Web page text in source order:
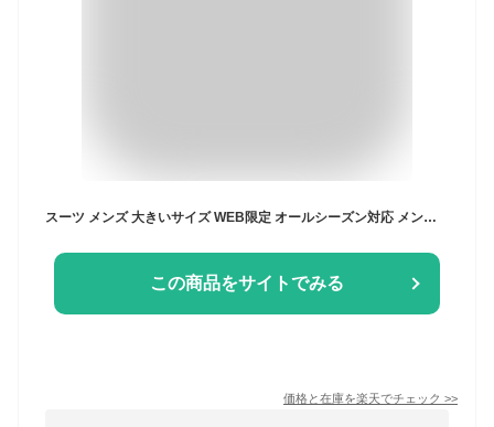
スーツ メンズ 大きいサイズ WEB限定 オールシーズン対応 メンズスーツ ビジネス パンツウォッシャブル アジャスター付 ブラックストライプ ネイビーストライプ XL LLサイズ 3L 4L 5L 6L 7L 8L 送料無料 PIMLICO ビジネススーツ
この商品をサイトでみる
価格と在庫を楽天でチェック >>